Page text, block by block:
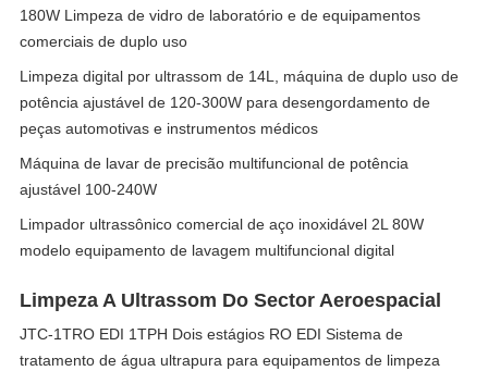
180W Limpeza de vidro de laboratório e de equipamentos
comerciais de duplo uso
Limpeza digital por ultrassom de 14L, máquina de duplo uso de
potência ajustável de 120-300W para desengordamento de
peças automotivas e instrumentos médicos
Máquina de lavar de precisão multifuncional de potência
ajustável 100-240W
Limpador ultrassônico comercial de aço inoxidável 2L 80W
modelo equipamento de lavagem multifuncional digital
Limpeza A Ultrassom Do Sector Aeroespacial
JTC-1TRO EDI 1TPH Dois estágios RO EDI Sistema de
tratamento de água ultrapura para equipamentos de limpeza